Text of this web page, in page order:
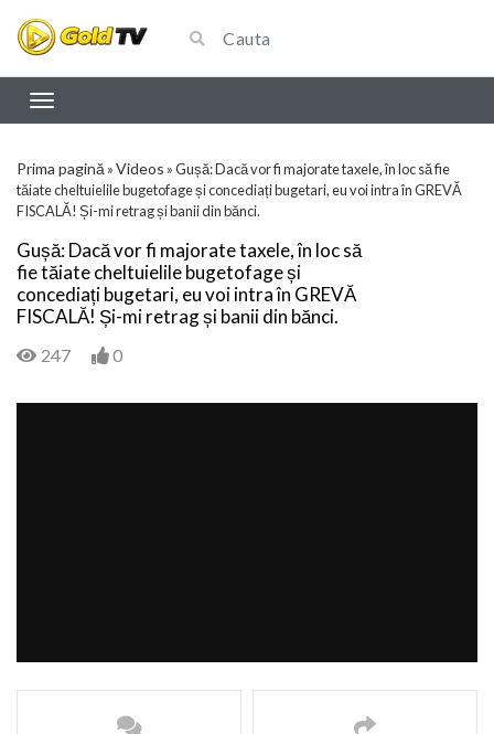
Prima pagină »Videos »Gușă: Dacă vor fi majorate taxele, în loc să fie
tăiate cheltuielile bugetofage și concediați bugetari, eu voi intra în GREVĂ
FISCALĂ! Și-mi retrag și banii din bănci.
Gușă: Dacă vor fi majorate taxele, în loc să
fie tăiate cheltuielile bugetofage și
concediați bugetari, eu voi intra în GREVĂ
FISCALĂ! Și-mi retrag și banii din bănci.
247 0